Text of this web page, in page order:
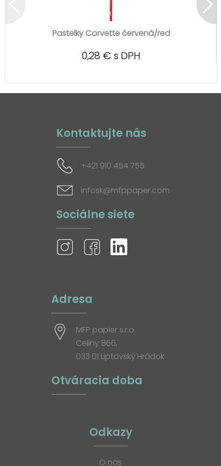
Pastelky Corvette červená/red
0,28 € s DPH
Kontaktujte nás
+421 910 454 755
infosk@mfppaper.com
Sociálne siete
Adresa
MFP papier s.r.o.
Celiny 866,
033 01 Liptovský Hrádok
Otváracia doba
Odkazy
O nás